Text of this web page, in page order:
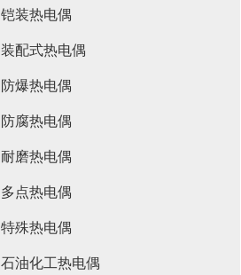
铠装热电偶
装配式热电偶
防爆热电偶
防腐热电偶
耐磨热电偶
多点热电偶
特殊热电偶
石油化工热电偶